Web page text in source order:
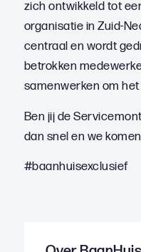
zich ontwikkeld tot
organisatie in Zuid-
centraal en wordt
betrokken
samenwerken om
Ben jij de
dan snel en we
#baanhuisexclusief